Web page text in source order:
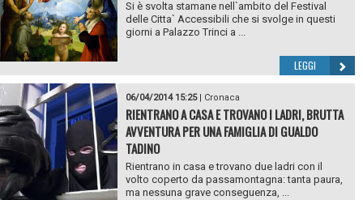
Si è svolta stamane nell`ambito del Festival
delle Citta` Accessibili che si svolge in questi
giorni a Palazzo Trinci a ...
LEGGI
06/04/2014 15:25| Cronaca
RIENTRANO A CASA E TROVANO I LADRI, BRUTTA
AVVENTURA PER UNA FAMIGLIA DI GUALDO
TADINO
Rientrano in casa e trovano due ladri con il
volto coperto da passamontagna: tanta paura,
ma nessuna grave conseguenza, ...